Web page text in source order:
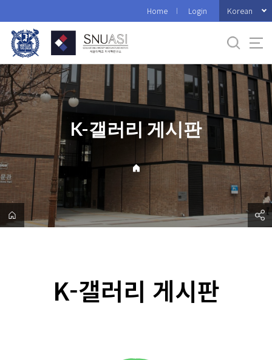
로
메
뉴
Home Login Korean
K-갤러리 게시판
K-갤러리 게시판